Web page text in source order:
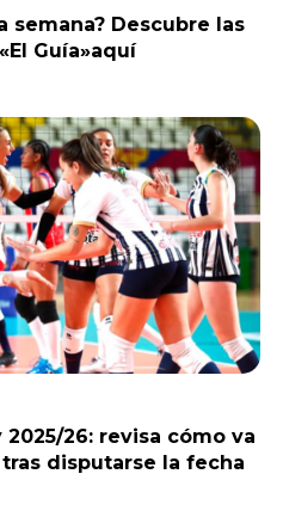
semana? Descubre las
Guía»aquí
26: revisa cómo va
disputarse la fecha